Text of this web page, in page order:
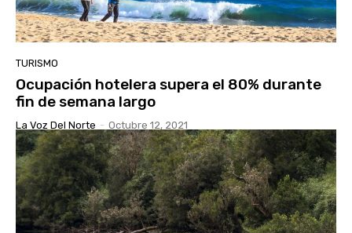
TURISMO
Ocupación hotelera supera el 80% durante
fin de semana largo
La Voz Del Norte - Octubre 12, 2021